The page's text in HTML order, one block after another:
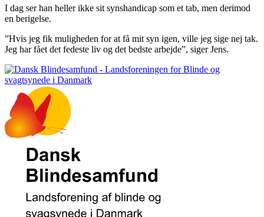
I dag ser han heller ikke sit synshandicap som et tab, men derimod
en berigelse.
”Hvis jeg fik muligheden for at få mit syn igen, ville jeg sige nej tak.
Jeg har fået det fedeste liv og det bedste arbejde”, siger Jens.